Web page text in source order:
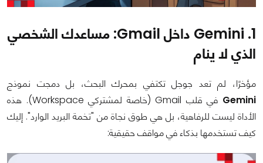
1. Gemini داخل Gmail: مساعدك الشخصي
الذي لا ينام
مؤخرًا، لم تعد جوجل تكتفي بمحرك البحث، بل دمجت نموذج
Gemini
في قلب Gmail (خاصة لمشتركي Workspace). هذه
الأداة ليست للرفاهية، بل هي طوق نجاة من "تخمة البريد الوارد". إليك
كيف تستخدمها بذكاء في مواقف حقيقية: